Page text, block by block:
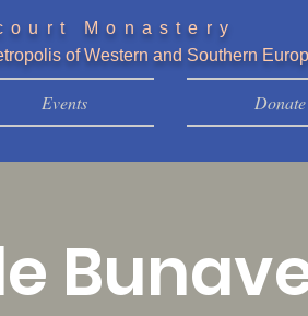
Events Donate
Monastery
of Western and Southern